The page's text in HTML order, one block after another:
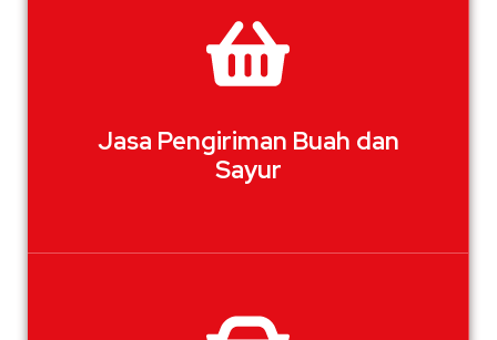
Jasa Pengiriman Buah dan
Sayur